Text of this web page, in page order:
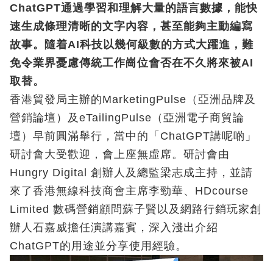
ChatGPT通過學習和理解大量的語言數據，能快
速生成條理清晰的文字內容，甚至能夠主動編寫
故事。隨着AI科技以幾何級數的方式大躍進，難
免令業界憂慮傳統工作崗位會否在不久將來被AI
取替。
香港貿發局主辦的MarketingPulse（亞洲品牌及
營銷論壇）及eTailingPulse（亞洲電子商貿論
壇）早前圓滿舉行，當中的「ChatGPT講呢啲」
研討會大受歡迎，會上座無虛席。研討會由
Hungry Digital 創辦人及總監梁志成主持，並請
來了香港無線科技商會主席李勁華、HDcourse
Limited 數碼營銷顧問蘇子賢以及網路行銷玩家創
辦人石嘉威擔任演講嘉賓，深入淺出介紹
ChatGPT的用途並分享使用經驗。